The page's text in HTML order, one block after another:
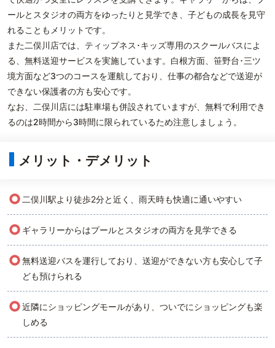
ールとスタジオの両方をゆったりと見学でき、子どもの成長を見守
れることもメリットです。
また二俣川店では、ティップネス･キッズ専用のスクールバスによ
る、無料送迎サービスを実施しています。白根方面、笹野台･三ツ
境方面など3つのコースを運航しており、仕事の都合などで送迎が
できない保護者の方も安心です。
なお、二俣川店には駐車場も併設されていますが、無料で利用でき
るのは2時間から3時間に限られているため注意しましょう。
メリット・デメリット
○ 二俣川駅より徒歩2分と近く、雨天時も快適に通いやすい
○ ギャラリーからはプールとスタジオの両方を見学できる
○無料送迎バスを運行しており、送迎ができない方も安心して子
ども預けられる
○近隣にショッピングモールがあり、ついでにショッピングも楽
しめる